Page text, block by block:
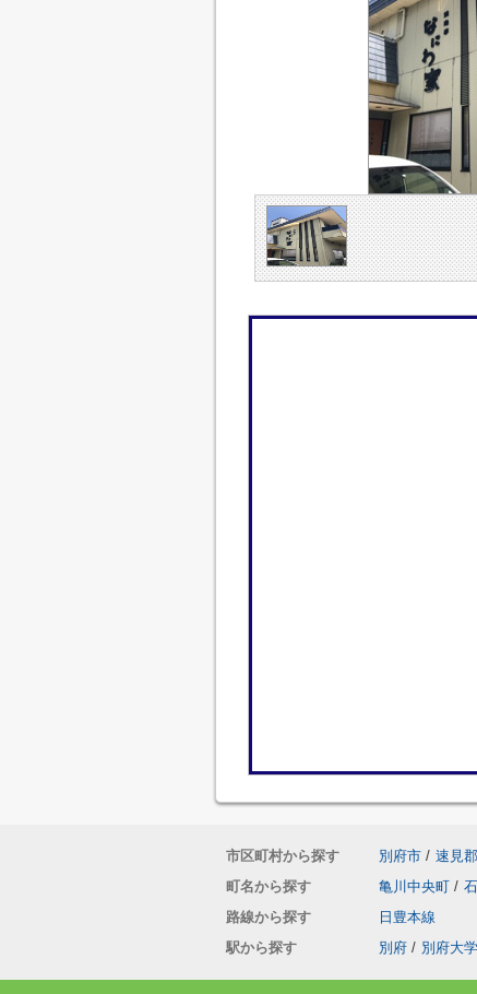
市区町村から探す 別府市 / 速見
町名から探す
亀川中央町 /
路線から探す
日豊本線
駅から探す
別府 / 別府大学